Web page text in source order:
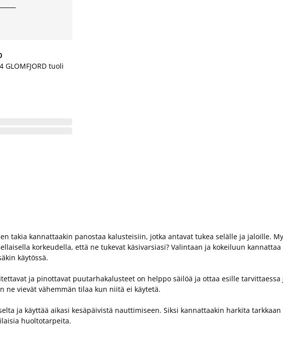
GLOMFJORD tuoli
takia kannattaakin panostaa kalusteisiin, jotka antavat tukea selälle ja jaloille.
korkeudella, että ne tukevat käsivarsiasi? Valintaan ja kokeiluun
käytössä.
ja pinottavat puutarhakalusteet on helppo säilöä ja ottaa esille
ne vievät vähemmän tilaa kun niitä ei käytetä.
ja käyttää aikasi kesäpäivistä nauttimiseen. Siksi kannattaakin harkita
huoltotarpeita.